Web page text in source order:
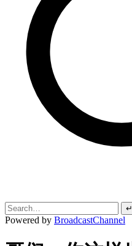
↵
Powered by BroadcastChannel